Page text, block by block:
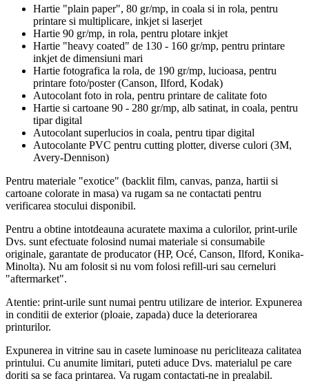
Hartie "plain paper", 80 gr/mp, in coala si in rola, pentru
printare si multiplicare, inkjet si laserjet
Hartie 90 gr/mp, in rola, pentru plotare inkjet
Hartie "heavy coated" de 130 - 160 gr/mp, pentru printare
inkjet de dimensiuni mari
Hartie fotografica la rola, de 190 gr/mp, lucioasa, pentru
printare foto/poster (Canson, Ilford, Kodak)
Autocolant foto in rola, pentru printare de calitate foto
Hartie si cartoane 90 - 280 gr/mp, alb satinat, in coala, pentru
tipar digital
Autocolant superlucios in coala, pentru tipar digital
Autocolante PVC pentru cutting plotter, diverse culori (3M,
Avery-Dennison)
Pentru materiale "exotice" (backlit film, canvas, panza, hartii si
cartoane colorate in masa) va rugam sa ne contactati pentru
verificarea stocului disponibil.
Pentru a obtine intotdeauna acuratete maxima a culorilor, print-urile
Dvs. sunt efectuate folosind numai materiale si consumabile
originale, garantate de producator (HP, Océ, Canson, Ilford, Konika-
Minolta). Nu am folosit si nu vom folosi refill-uri sau cerneluri
"aftermarket".
Atentie: print-urile sunt numai pentru utilizare de interior. Expunerea
in conditii de exterior (ploaie, zapada) duce la deteriorarea
printurilor.
Expunerea in vitrine sau in casete luminoase nu pericliteaza calitatea
printului. Cu anumite limitari, puteti aduce Dvs. materialul pe care
doriti sa se faca printarea. Va rugam contactati-ne in prealabil.